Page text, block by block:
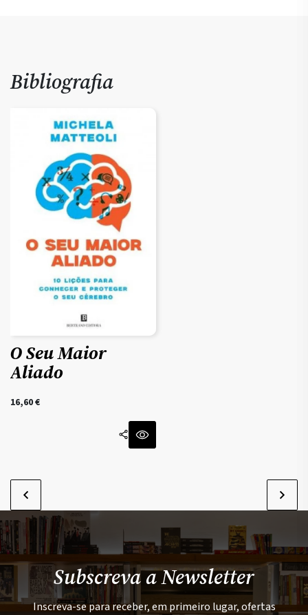
Bibliografia
O Seu Maior
Aliado
16,60€
Subscreva a Newsletter
Inscreva-se para receber, em primeiro lugar, ofertas